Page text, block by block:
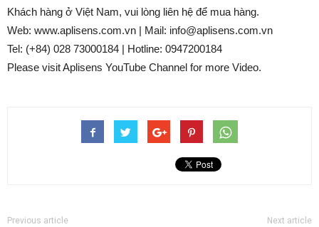
Khách hàng ở Việt Nam, vui lòng liên hệ để mua hàng.
Web: www.aplisens.com.vn | Mail: info@aplisens.com.vn
Tel: (+84) 028 73000184 | Hotline: 0947200184
Please visit Aplisens YouTube Channel for more Video.
Previous article Next article